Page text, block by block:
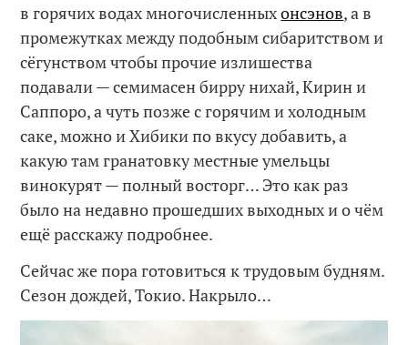
в горячих водах многочисленныхонсэнов, а в
промежутках между подобным сибаритством и
сёгунством чтобы прочие излишества
подавали — семимасен бирру нихай, Кирин и
Саппоро, а чуть позже с горячим и холодным
саке, можно и Хибики по вкусу добавить, а
какую там гранатовку местные умельцы
винокурят — полный восторг… Это как раз
было на недавно прошедших выходных и о чём
ещё расскажу подробнее.
Сейчас же пора готовиться к трудовым будням.
Сезон дождей, Токио. Накрыло…